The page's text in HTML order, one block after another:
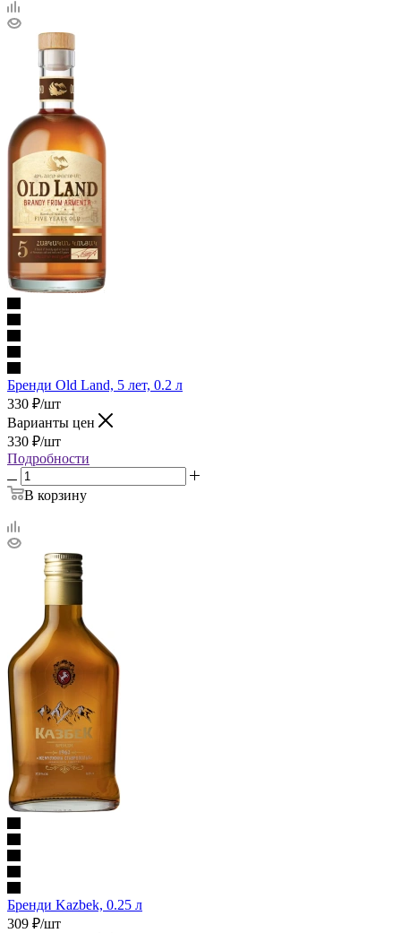
Бренди Old Land, 5 лет, 0.2 л
330 ₽/шт
Варианты цен
330 ₽/шт
Подробности
В корзину
Бренди Kazbek, 0.25 л
309 ₽/шт